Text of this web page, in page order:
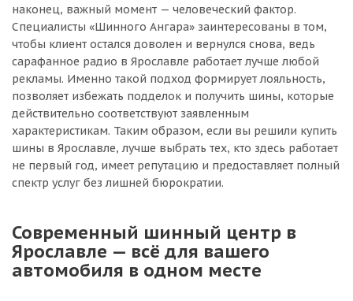
наконец, важный момент — человеческий фактор.
Специалисты «Шинного Ангара» заинтересованы в том,
чтобы клиент остался доволен и вернулся снова, ведь
сарафанное радио в Ярославле работает лучше любой
рекламы. Именно такой подход формирует лояльность,
позволяет избежать подделок и получить шины, которые
действительно соответствуют заявленным
характеристикам. Таким образом, если вы решили купить
шины в Ярославле, лучше выбрать тех, кто здесь работает
не первый год, имеет репутацию и предоставляет полный
спектр услуг без лишней бюрократии.
Современный шинный центр в
Ярославле — всё для вашего
автомобиля в одном месте